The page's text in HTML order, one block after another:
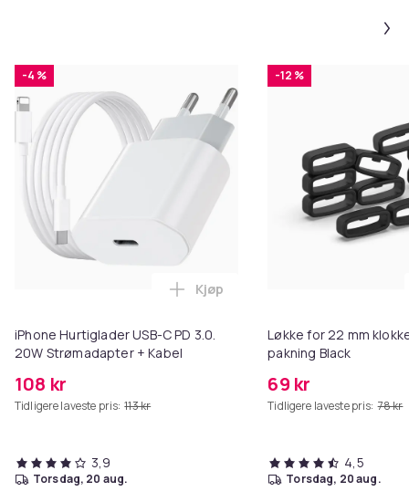
-4 %
iPhone Hurtiglader USB-C PD 3.0.
20W Strømadapter + Kabel
108 kr
Tidligere laveste pris: 113 kr
Legg iPhone Hurtiglader USB-C
Kjøp
3,9
torsdag, 20 aug.
-12 %
Løkke for 22 mm
pakning Black
69 kr
Tidligere laveste pris: 78 kr
4,5
torsdag, 20 aug.